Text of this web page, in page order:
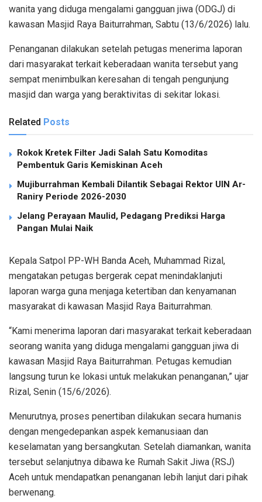
wanita yang diduga mengalami gangguan jiwa (ODGJ) di
kawasan Masjid Raya Baiturrahman, Sabtu (13/6/2026) lalu.
Penanganan dilakukan setelah petugas menerima laporan
dari masyarakat terkait keberadaan wanita tersebut yang
sempat menimbulkan keresahan di tengah pengunjung
masjid dan warga yang beraktivitas di sekitar lokasi.
Related Posts
Rokok Kretek Filter Jadi Salah Satu Komoditas
Pembentuk Garis Kemiskinan Aceh
Mujiburrahman Kembali Dilantik Sebagai Rektor UIN Ar-
Raniry Periode 2026-2030
Jelang Perayaan Maulid, Pedagang Prediksi Harga
Pangan Mulai Naik
Kepala Satpol PP-WH Banda Aceh, Muhammad Rizal,
mengatakan petugas bergerak cepat menindaklanjuti
laporan warga guna menjaga ketertiban dan kenyamanan
masyarakat di kawasan Masjid Raya Baiturrahman.
“Kami menerima laporan dari masyarakat terkait keberadaan
seorang wanita yang diduga mengalami gangguan jiwa di
kawasan Masjid Raya Baiturrahman. Petugas kemudian
langsung turun ke lokasi untuk melakukan penanganan,” ujar
Rizal, Senin (15/6/2026).
Menurutnya, proses penertiban dilakukan secara humanis
dengan mengedepankan aspek kemanusiaan dan
keselamatan yang bersangkutan. Setelah diamankan, wanita
tersebut selanjutnya dibawa ke Rumah Sakit Jiwa (RSJ)
Aceh untuk mendapatkan penanganan lebih lanjut dari pihak
berwenang.